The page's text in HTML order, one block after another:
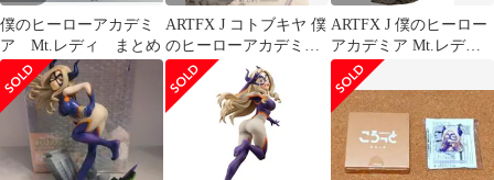
僕のヒーローアカデミ
ア Mt.レディ まとめ
ARTFX J コトブキヤ 僕
のヒーローアカデミア
Mt.レディ 1/8
ARTFX J 僕のヒーロー
アカデミア Mt.レディ
1/8スケール